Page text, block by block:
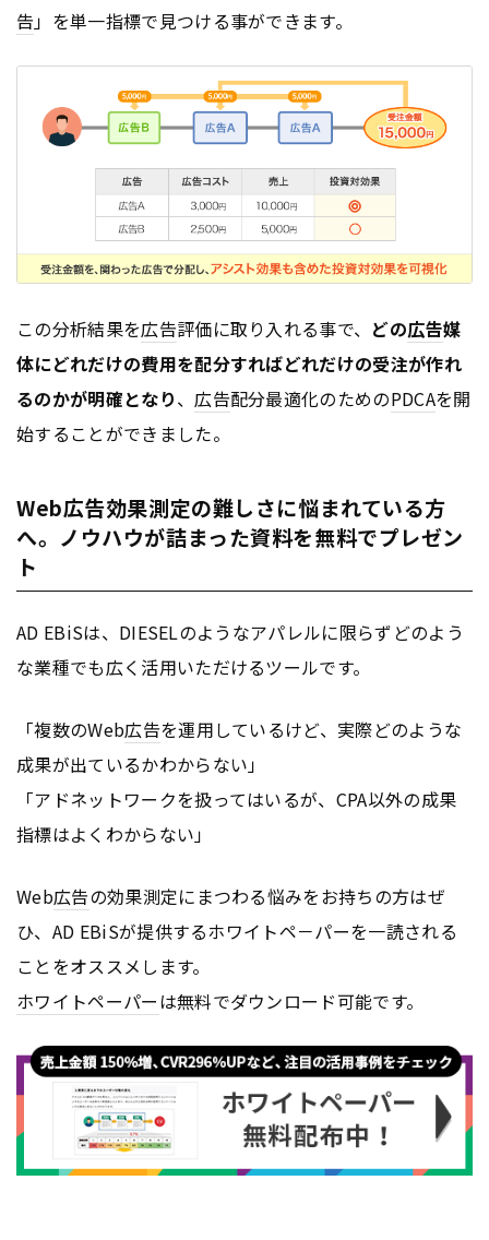
告」を単一指標で見つける事ができます。
この分析結果を広告評価に取り入れる事で、 どの広告媒
体にどれだけの費用を配分すればどれだけの受注が作れ
るのかが明確となり、広告配分最適化のためのPDCAを開
始することができました。
Web広告効果測定の難しさに悩まれている方
へ。ノウハウが詰まった資料を無料でプレゼン
ト
AD EBiSは、DIESELのようなアパレルに限らずどのよう
な業種でも広く活用いただけるツールです。
「複数のWeb広告を運用しているけど、実際どのような
成果が出ているかわからない」
「アドネットワークを扱ってはいるが、CPA以外の成果
指標はよくわからない」
Web広告の効果測定にまつわる悩みをお持ちの方はぜ
ひ、AD EBiSが提供するホワイトペ－パーを一読される
ことをオススメします。
ホワイトペーパーは無料でダウンロード可能です。